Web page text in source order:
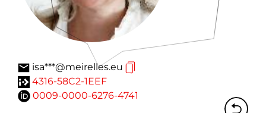
isa***@meirelles.eu
4316-58C2-1EEF
0009-0000-6276-4741